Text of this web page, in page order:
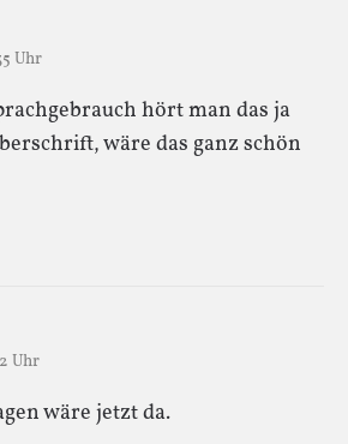
Uhr
hört man das ja
wäre das ganz schön
Uhr
wäre jetzt da.